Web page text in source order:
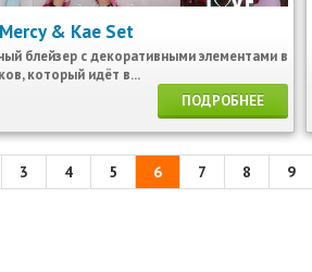
& Kae Set
блейзер с декоративными элементами в
который идёт в...
ПОДРОБНЕЕ
3 4 5 6 7 8 9